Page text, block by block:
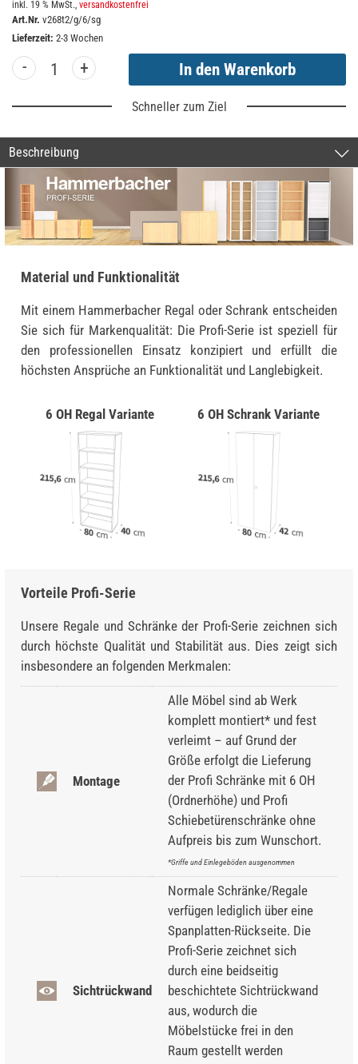
inkl. 19 % MwSt., versandkostenfrei
Art.Nr. v268t2/g/6/sg
Lieferzeit: 2-3 Wochen
- +
Schneller zum Ziel
Beschreibung
Material und Funktionalität
Mit einem Hammerbacher Regal oder Schrank entscheiden
Sie sich für Markenqualität: Die Profi-Serie ist speziell für
den professionellen Einsatz konzipiert und erfüllt die
höchsten Ansprüche an Funktionalität und Langlebigkeit.
6 OH Regal Variante 6 OH Schrank Variante
Vorteile Profi-Serie
Unsere Regale und Schränke der Profi-Serie zeichnen sich
durch höchste Qualität und Stabilität aus. Dies zeigt sich
insbesondere an folgenden Merkmalen:
Montage
Alle Möbel sind ab Werk
komplett montiert* und fest
verleimt – auf Grund der
Größe erfolgt die Lieferung
der Profi Schränke mit 6 OH
(Ordnerhöhe) und Profi
Schiebetürenschränke ohne
Aufpreis bis zum Wunschort.
*Griffe und Einlegeböden ausgenommen
Sichtrückwand
Normale Schränke/Regale
verfügen lediglich über eine
Spanplatten-Rückseite. Die
Profi-Serie zeichnet sich
durch eine beidseitig
beschichtete Sichtrückwand
aus, wodurch die
Möbelstücke frei in den
Raum gestellt werden